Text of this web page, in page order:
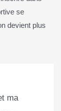
se
devient plus
ma